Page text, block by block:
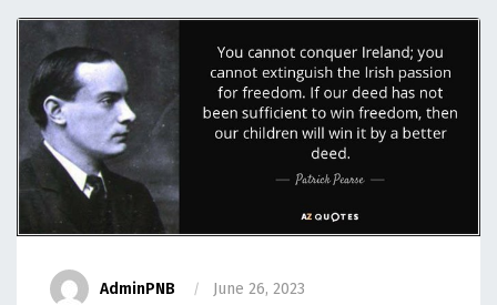
AdminPNB June 26, 2023